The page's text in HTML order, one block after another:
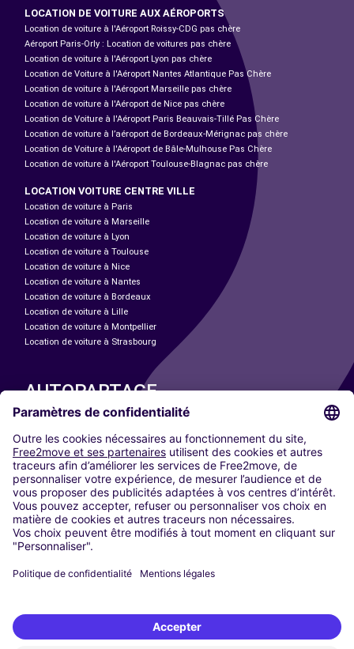
LOCATION DE VOITURE AUX AÉROPORTS
Location de voiture à l'Aéroport Roissy-CDG pas chère
Aéroport Paris-Orly : Location de voitures pas chère
Location de voiture à l'Aéroport Lyon pas chère
Location de Voiture à l'Aéroport Nantes Atlantique Pas Chère
Location de voiture à l'Aéroport Marseille pas chère
Location de voiture à l'Aéroport de Nice pas chère
Location de Voiture à l'Aéroport Paris Beauvais-Tillé Pas Chère
Location de voiture à l’aéroport de Bordeaux-Mérignac pas chère
Location de Voiture à l'Aéroport de Bâle-Mulhouse Pas Chère
Location de voiture à l'Aéroport Toulouse-Blagnac pas chère
LOCATION VOITURE CENTRE VILLE
Location de voiture à Paris
Location de voiture à Marseille
Location de voiture à Lyon
Location de voiture à Toulouse
Location de voiture à Nice
Location de voiture à Nantes
Location de voiture à Bordeaux
Location de voiture à Lille
Location de voiture à Montpellier
Location de voiture à Strasbourg
AUTOPARTAGE
Paris
Madrid
Washington DC
Milan
Rome
Turin
Vienne
Berlin
Düsseldorf